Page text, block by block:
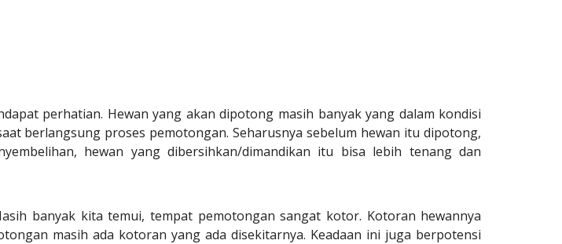
perhatian. Hewan yang akan dipotong masih banyak yang dalam kondisi
berlangsung proses pemotongan. Seharusnya sebelum hewan itu dipotong,
hewan yang dibersihkan/dimandikan itu bisa lebih tenang dan
banyak kita temui, tempat pemotongan sangat kotor. Kotoran hewannya
masih ada kotoran yang ada disekitarnya. Keadaan ini juga berpotensi